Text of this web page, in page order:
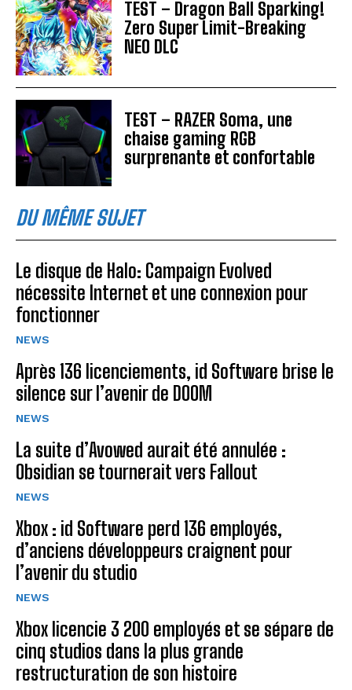
TEST – Dragon Ball Sparking!
Zero Super Limit-Breaking
NEO DLC
TEST – RAZER Soma, une
chaise gaming RGB
surprenante et confortable
DU MÊME SUJET
Le disque de Halo: Campaign Evolved
nécessite Internet et une connexion pour
fonctionner
NEWS
Après 136 licenciements, id Software brise le
silence sur l’avenir de DOOM
NEWS
La suite d’Avowed aurait été annulée :
Obsidian se tournerait vers Fallout
NEWS
Xbox : id Software perd 136 employés,
d’anciens développeurs craignent pour
l’avenir du studio
NEWS
Xbox licencie 3 200 employés et se sépare de
cinq studios dans la plus grande
restructuration de son histoire